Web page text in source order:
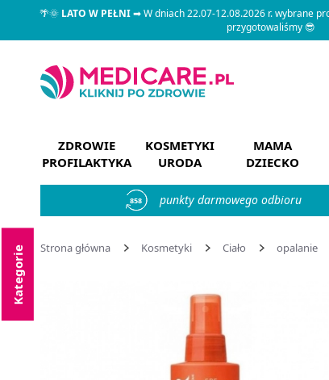
🌴🌞LATO W PEŁNI➡ W dniach 22.07-12.08.2026 r. wybrane
przygotowaliśmy 😎
ZDROWIE
PROFILAKTYKA
KOSMETYKI
URODA
MAMA
DZIECKO
858 punkty darmowego odbioru
Strona główna Kosmetyki Ciało opalanie
Kategorie